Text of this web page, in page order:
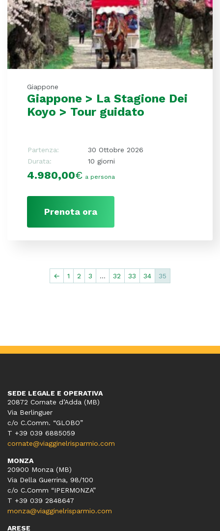
Giappone
Giappone > La Stagione Dei
Koyo > Tour guidato
Partenza:
30 Ottobre 2026
Durata:
10 giorni
4.980,00€ a persona
Prenota ora
← 1 2 3 … 32 33 34 35
SEDE LEGALE E OPERATIVA
20872 Cornate d’Adda (MB)
Via Berlinguer
c/o C.Comm. “GLOBO”
T +39 039 6885059
cornate@viagginelrisparmio.com
MONZA
20900 Monza (MB)
Via Della Guerrina, 98/100
c/o C.Comm “IPERMONZA”
T +39 039 2848647
monza@viagginelrisparmio.com
ARESE